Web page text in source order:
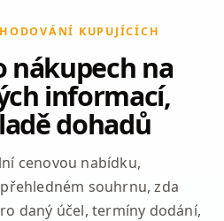
KUPUJÍCÍCH
nákupech na
informací,
dohadů
cenovou nabídku,
souhrnu, zda
daný účel, termíny dodání,